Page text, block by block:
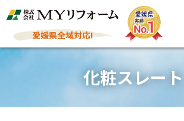
愛媛県全域対応!
化粧スレート